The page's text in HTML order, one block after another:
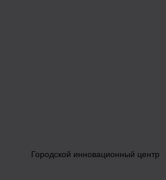
Городской инновационный центр